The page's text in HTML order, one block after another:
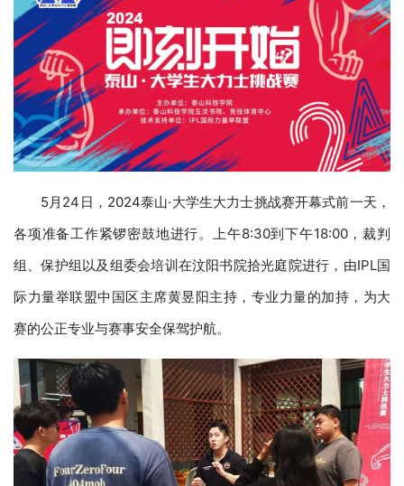
5月24日，2024泰山·大学生大力士挑战赛开幕式前一天，
各项准备工作紧锣密鼓地进行。上午8:30到下午18:00，裁判
组、保护组以及组委会培训在汶阳书院拾光庭院进行，由IPL国
际力量举联盟中国区主席黄昱阳主持，专业力量的加持，为大
赛的公正专业与赛事安全保驾护航。